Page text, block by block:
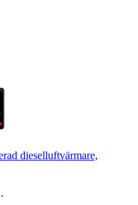
dieselluftvärmare,
.